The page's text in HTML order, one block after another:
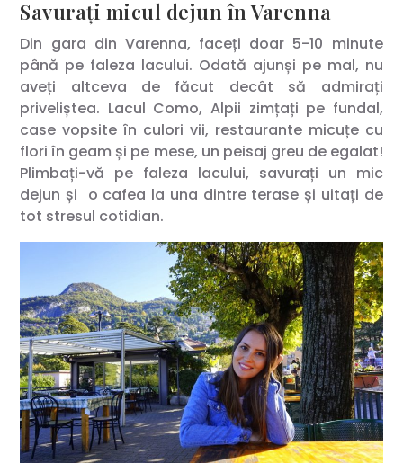
Savurați micul dejun în Varenna
Din gara din Varenna, faceți doar 5-10 minute
până pe faleza lacului. Odată ajunși pe mal, nu
aveți altceva de făcut decât să admirați
priveliștea. Lacul Como, Alpii zimțați pe fundal,
case vopsite în culori vii, restaurante micuțe cu
flori în geam și pe mese, un peisaj greu de egalat!
Plimbați-vă pe faleza lacului, savurați un mic
dejun și o cafea la una dintre terase și uitați de
tot stresul cotidian.